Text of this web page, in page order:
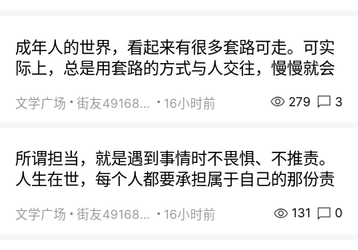
成年人的世界，看起来有很多套路可走。可实
际上，总是用套路的方式与人交往，慢慢就会
文学广场 街友49168527 16小时前 279 3
所谓担当，就是遇到事情时不畏惧、不推责。
人生在世，每个人都要承担属于自己的那份责
文学广场 街友49168527 16小时前 131 0